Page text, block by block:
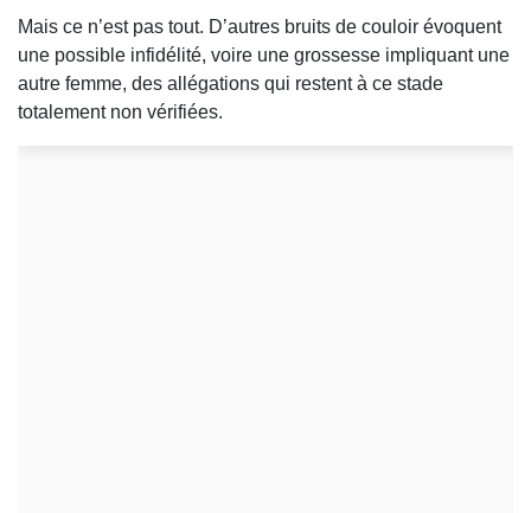
Mais ce n’est pas tout. D’autres bruits de couloir évoquent
une possible infidélité, voire une grossesse impliquant une
autre femme, des allégations qui restent à ce stade
totalement non vérifiées.